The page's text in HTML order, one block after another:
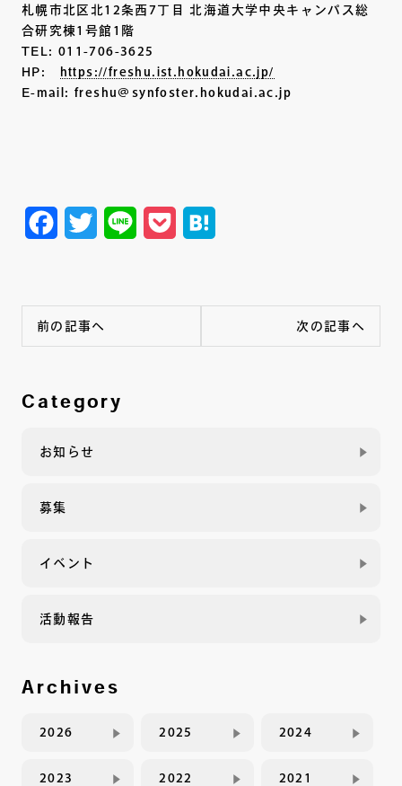
札幌市北区北12条西7丁目 北海道大学中央キャンパス総
合研究棟1号館1階
TEL: 011-706-3625
HP:
https://freshu.ist.hokudai.ac.jp/
E-mail: freshu@synfoster.hokudai.ac.jp
Facebook
TwitterLine Pocket
前の記事へ 次の記事へ
Category
お知らせ
募集
イベント
活動報告
Archives
2026 2025 2024
2023 2022 2021